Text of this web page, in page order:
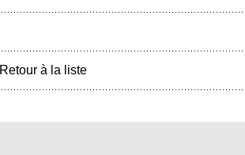
Retour à la liste